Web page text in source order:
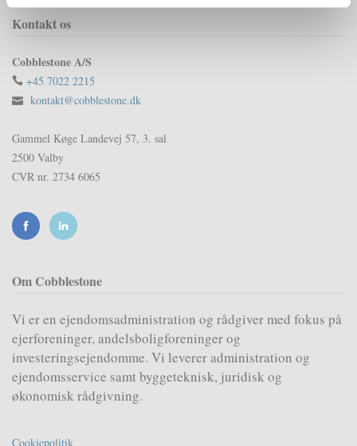
Kontakt os
Cobblestone A/S
+45 7022 2215
kontakt@cobblestone.dk
Gammel Køge Landevej 57, 3. sal
2500 Valby
CVR nr. 2734 6065
Om Cobblestone
Vi er en ejendomsadministration og rådgiver med fokus på
ejerforeninger, andelsboligforeninger og
investeringsejendomme. Vi leverer administration og
ejendomsservice samt byggeteknisk, juridisk og
økonomisk rådgivning.
Cookiepolitik